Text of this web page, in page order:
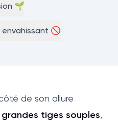
🌱
🚫
de son allure
grandes tiges souples,